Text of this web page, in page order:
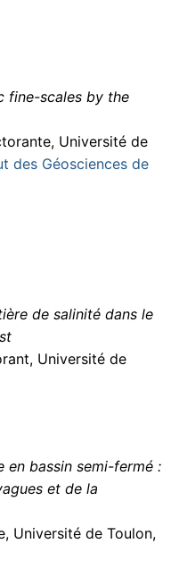
fine-scales by the
Université de
des Géosciences de
de salinité dans le
Université de
en bassin semi-fermé :
et de la
Université de Toulon,